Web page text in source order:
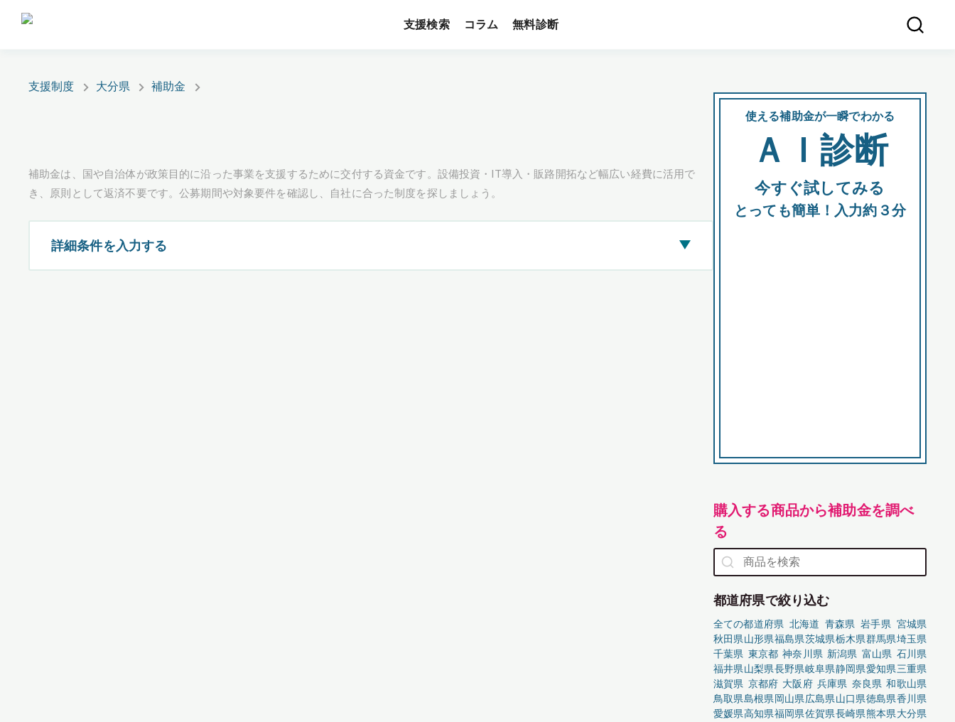
支援検索 コラム 無料診断
支援制度 大分県 補助金
補助金は、国や自治体が政策目的に沿った事業を支援するために交付する資金です。設備投資・IT導入・販路開拓など幅広い経費に活用で
き、原則として返済不要です。公募期間や対象要件を確認し、自社に合った制度を探しましょう。
詳細条件を入力する ▶
使える補助金が一瞬でわかる
ＡＩ診断
今すぐ試してみる
とっても簡単！入力約３分
購入する商品から補助金を調べ
る
都道府県で絞り込む
全ての都道府県 北海道 青森県 岩手県 宮城県
秋田県山形県福島県茨城県栃木県群馬県埼玉県
千葉県 東京都 神奈川県 新潟県 富山県 石川県
福井県山梨県長野県岐阜県静岡県愛知県三重県
滋賀県 京都府 大阪府 兵庫県 奈良県 和歌山県
鳥取県島根県岡山県広島県山口県徳島県香川県
愛媛県高知県福岡県佐賀県長崎県熊本県大分県